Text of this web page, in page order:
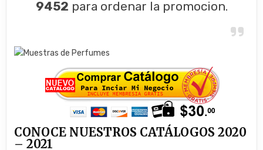
9452 para ordenar la promocion.
CONOCE NUESTROS CATÁLOGOS 2020
– 2021